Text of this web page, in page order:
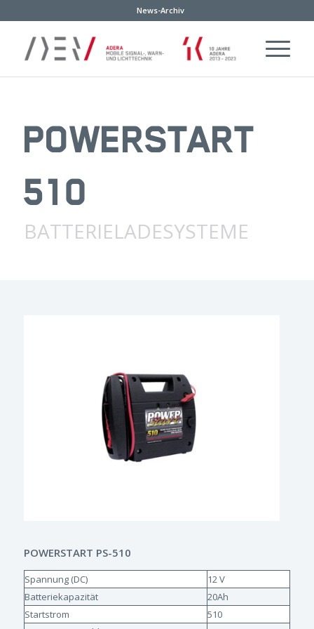
News-Archiv
POWERSTART
510
BATTERIELADESYSTEME
POWERSTART PS-510
Spannung (DC)
12 V
Batteriekapazität
20Ah
Startstrom
510